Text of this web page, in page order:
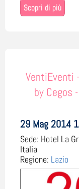
Scopri di più
VentiEventi
by Cegos
29 Mag 2014
Sede: Hotel La
Italia
Regione: Lazio